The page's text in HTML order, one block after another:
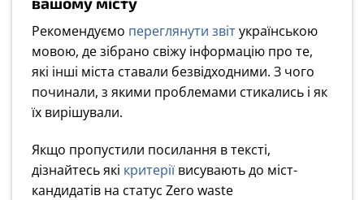
Рекомендуємо переглянути звітукраїнською
мовою, де зібрано свіжу інформацію про те,
які інші міста ставали безвідходними. З чого
починали, з якими проблемами стикались і як
їх вирішували.
Якщо пропустили посилання в тексті,
дізнайтесь які критерії висувають до міст-
кандидатів на статус Zero waste